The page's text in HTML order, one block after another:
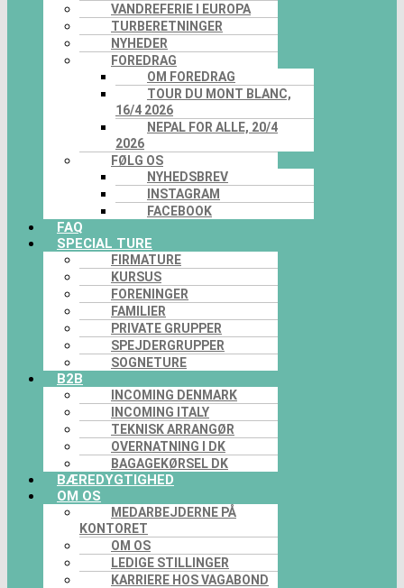
VANDREFERIE I EUROPA
TURBERETNINGER
NYHEDER
FOREDRAG
OM FOREDRAG
TOUR DU MONT BLANC,
16/4 2026
NEPAL FOR ALLE, 20/4
2026
FØLG OS
NYHEDSBREV
INSTAGRAM
FACEBOOK
FAQ
SPECIAL TURE
FIRMATURE
KURSUS
FORENINGER
FAMILIER
PRIVATE GRUPPER
SPEJDERGRUPPER
SOGNETURE
B2B
INCOMING DENMARK
INCOMING ITALY
TEKNISK ARRANGØR
OVERNATNING I DK
BAGAGEKØRSEL DK
BÆREDYGTIGHED
OM OS
MEDARBEJDERNE PÅ
KONTORET
OM OS
LEDIGE STILLINGER
KARRIERE HOS VAGABOND